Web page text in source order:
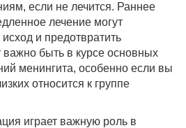
если не лечится. Раннее
лечение могут
и предотвратить
важно быть в курсе основных
менингита, особенно если вы
относится к группе
играет важную роль в